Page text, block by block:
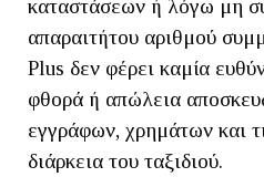
καταστάσεων ή λόγω μη
απαραιτήτου αριθμού
Plus δεν φέρει καμία
φθορά ή απώλεια
εγγράφων, χρημάτων και
διάρκεια του ταξιδιού.